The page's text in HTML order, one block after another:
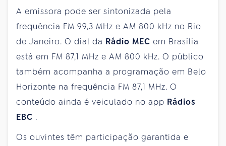
A emissora pode ser sintonizada pela
frequência FM 99,3 MHz e AM 800 kHz no Rio
de Janeiro. O dial da Rádio MEC em Brasília
está em FM 87,1 MHz e AM 800 kHz. O público
também acompanha a programação em Belo
Horizonte na frequência FM 87,1 MHz. O
conteúdo ainda é veiculado no app Rádios
EBC .
Os ouvintes têm participação garantida e